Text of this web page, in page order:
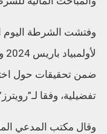
وفتشت الشرطة اليوم
ضمن تحقيقات حول
تفضيلية، وفقا
وقال مكتب المدعي